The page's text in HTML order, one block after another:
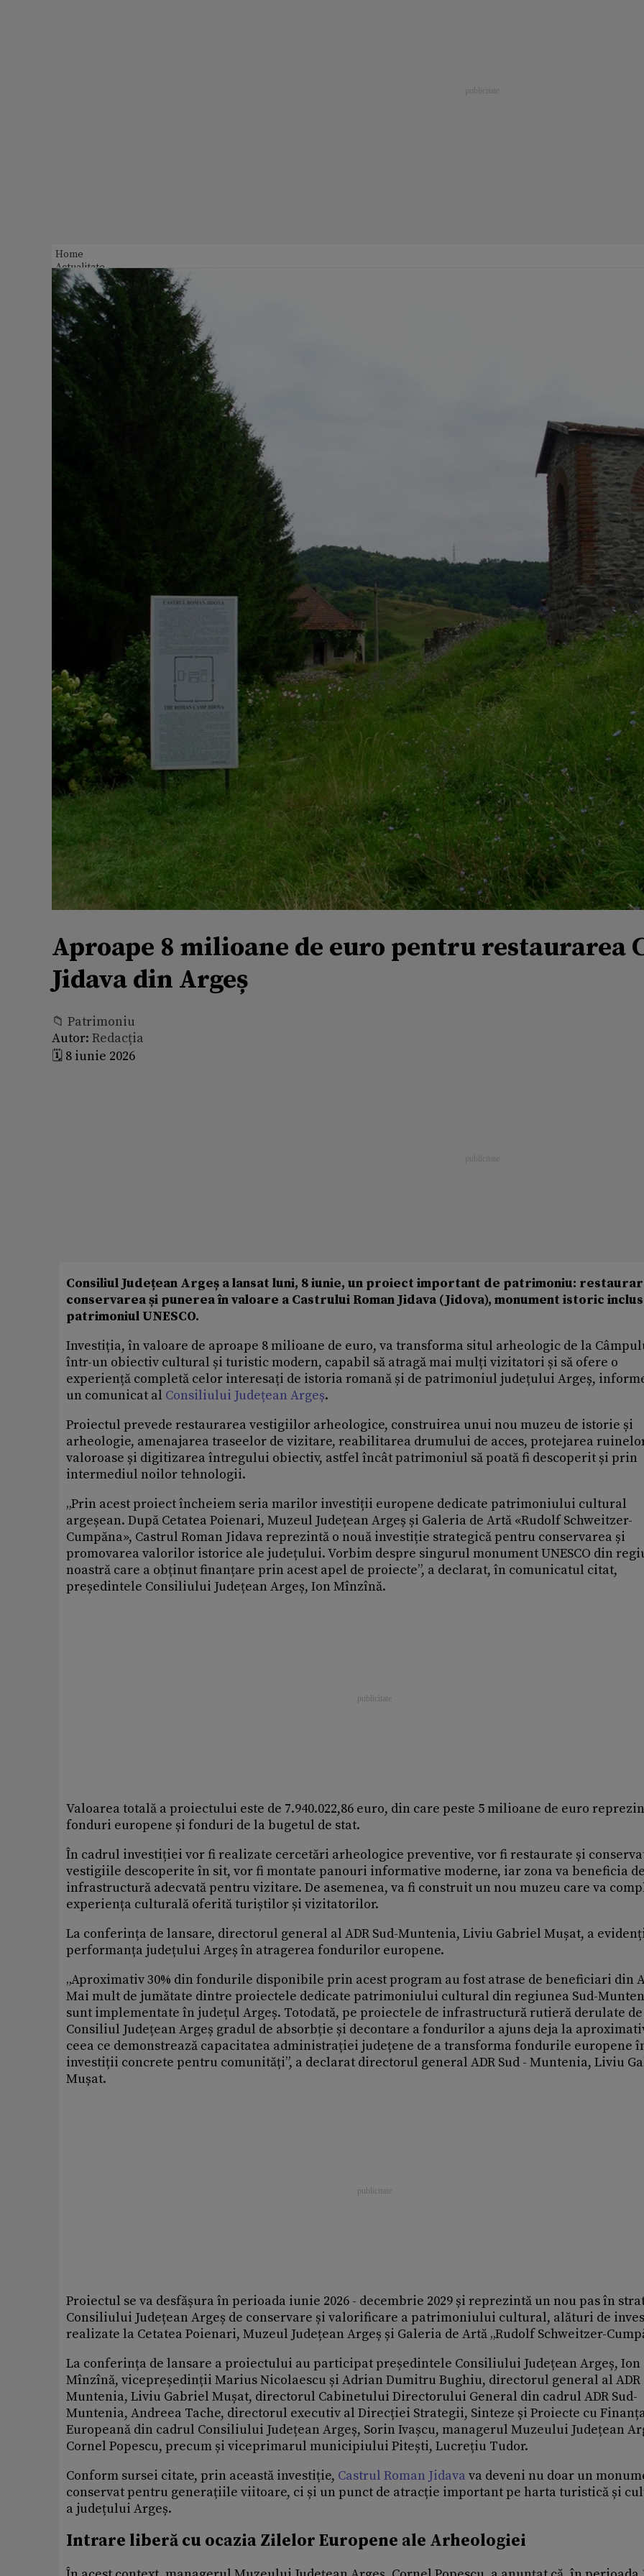
Home
Actualitate
Aproape 8 milioane de euro pentru restaurarea
Jidava din Argeș
📁 Patrimoniu
Autor: Redacția
🗓️ 8 iunie 2026
Consiliul Județean Argeș a lansat luni, 8 iunie, un proiect important de patrimoniu:
conservarea și punerea în valoare a Castrului Roman Jidava (Jidova), monument istoric
patrimoniul UNESCO.
Investiția, în valoare de aproape 8 milioane de euro, va transforma situl arheologic de la
într-un obiectiv cultural și turistic modern, capabil să atragă mai mulți vizitatori și să ofere o
experiență completă celor interesați de istoria romană și de patrimoniul județului Argeș,
un comunicat al Consiliului Județean Argeș.
Proiectul prevede restaurarea vestigiilor arheologice, construirea unui nou muzeu de istorie și
arheologie, amenajarea traseelor de vizitare, reabilitarea drumului de acces, protejarea
valoroase și digitizarea întregului obiectiv, astfel încât patrimoniul să poată fi descoperit și prin
intermediul noilor tehnologii.
„Prin acest proiect încheiem seria marilor investiții europene dedicate patrimoniului cultural
argeșean. După Cetatea Poienari, Muzeul Județean Argeș și Galeria de Artă «Rudolf Schweitzer-
Cumpăna», Castrul Roman Jidava reprezintă o nouă investiție strategică pentru conservarea și
promovarea valorilor istorice ale județului. Vorbim despre singurul monument UNESCO din
noastră care a obținut finanțare prin acest apel de proiecte”, a declarat, în comunicatul citat,
președintele Consiliului Județean Argeș, Ion Mînzînă.
Valoarea totală a proiectului este de 7.940.022,86 euro, din care peste 5 milioane de euro
fonduri europene și fonduri de la bugetul de stat.
În cadrul investiției vor fi realizate cercetări arheologice preventive, vor fi restaurate și
vestigiile descoperite în sit, vor fi montate panouri informative moderne, iar zona va beneficia
infrastructură adecvată pentru vizitare. De asemenea, va fi construit un nou muzeu care va
experiența culturală oferită turiștilor și vizitatorilor.
La conferința de lansare, directorul general al ADR Sud-Muntenia, Liviu Gabriel Mușat, a
performanța județului Argeș în atragerea fondurilor europene.
„Aproximativ 30% din fondurile disponibile prin acest program au fost atrase de beneficiari din
Mai mult de jumătate dintre proiectele dedicate patrimoniului cultural din regiunea Sud-
sunt implementate în județul Argeș. Totodată, pe proiectele de infrastructură rutieră derulate de
Consiliul Județean Argeș gradul de absorbție și decontare a fondurilor a ajuns deja la
ceea ce demonstrează capacitatea administrației județene de a transforma fondurile europene
investiții concrete pentru comunități”, a declarat directorul general ADR Sud - Muntenia, Liviu
Mușat.
Proiectul se va desfășura în perioada iunie 2026 - decembrie 2029 și reprezintă un nou pas în
Consiliului Județean Argeș de conservare și valorificare a patrimoniului cultural, alături de
realizate la Cetatea Poienari, Muzeul Județean Argeș și Galeria de Artă „Rudolf Schweitzer-
La conferința de lansare a proiectului au participat președintele Consiliului Județean Argeș, Ion
Mînzînă, vicepreședinții Marius Nicolaescu și Adrian Dumitru Bughiu, directorul general al ADR
Muntenia, Liviu Gabriel Mușat, directorul Cabinetului Directorului General din cadrul ADR Sud-
Muntenia, Andreea Tache, directorul executiv al Direcției Strategii, Sinteze și Proiecte cu
Europeană din cadrul Consiliului Județean Argeș, Sorin Ivașcu, managerul Muzeului Județean
Cornel Popescu, precum și viceprimarul municipiului Pitești, Lucrețiu Tudor.
Conform sursei citate, prin această investiție, Castrul Roman Jidava va deveni nu doar un
conservat pentru generațiile viitoare, ci și un punct de atracție important pe harta turistică și
a județului Argeș.
Intrare liberă cu ocazia Zilelor Europene ale Arheologiei